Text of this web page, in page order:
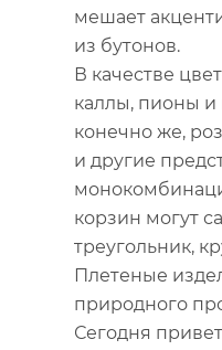
мешает
из бутонов.
В качестве
каллы, пионы и
конечно же,
и другие
корзин могут
треугольник,
Плетеные
природного
Сегодня